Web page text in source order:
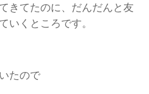
きてたのに、だんだんと友
いくところです。
たので